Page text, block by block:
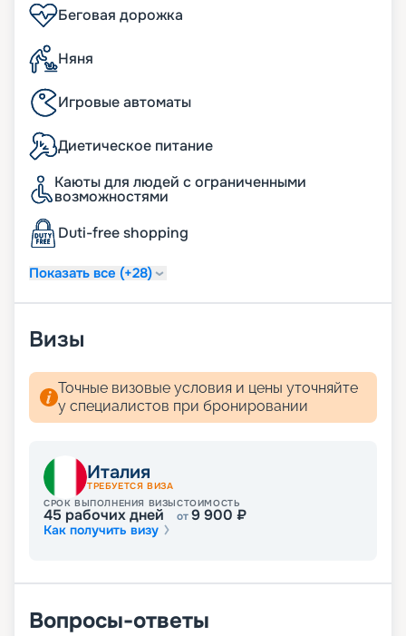
Беговая дорожка
Няня
Игровые автоматы
Диетическое питание
Каюты для людей с ограниченными
возможностями
Duti-free shopping
Показать все (+28)
Визы
Точные визовые условия и цены уточняйте
у специалистов при бронировании
Италия
ТРЕБУЕТСЯ ВИЗА
СРОК ВЫПОЛНЕНИЯ ВИЗЫ
45 рабочих дней
СТОИМОСТЬ
от9 900 ₽
Как получить визу
Вопросы-ответы